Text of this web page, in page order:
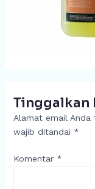
Tinggalkan
Alamat email Anda
wajib ditandai *
Komentar *